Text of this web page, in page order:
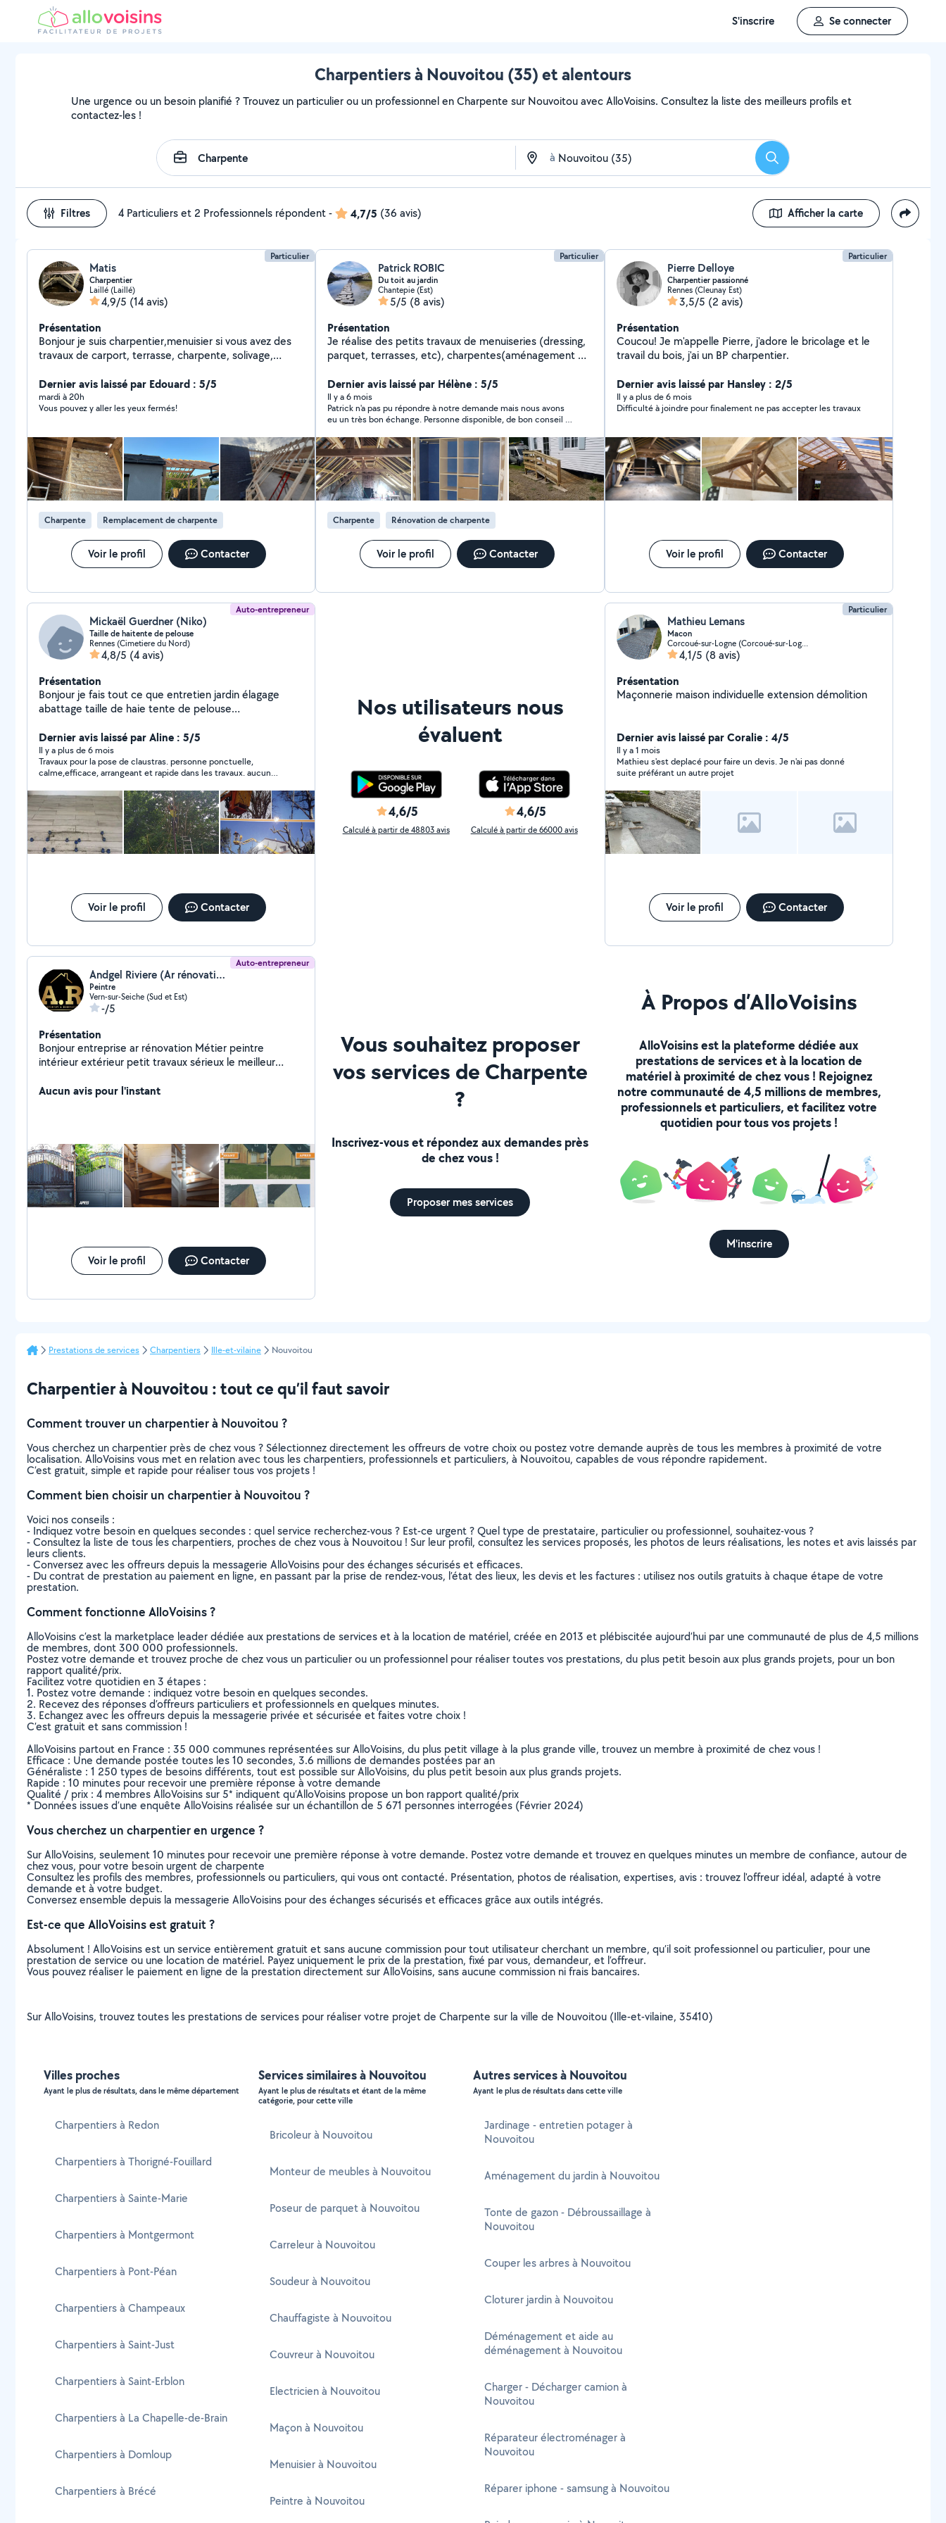
S'inscrire Se connecter
Charpentiers à Nouvoitou (35) et alentours
Une urgence ou un besoin planifié ? Trouvez un particulier ou un professionnel en Charpente sur Nouvoitou avec AlloVoisins. Consultez la liste des meilleurs profils et
contactez-les !
à Rechercher
Filtres 4 Particuliers et 2 Professionnels répondent- 4,7/5 (36 avis) Afficher la carte
Particulier
Matis
Charpentier
Laillé (Laillé)
4,9/5 (14 avis)
Présentation
Bonjour je suis charpentier,menuisier si vous avez des
travaux de carport, terrasse, charpente, solivage,
n'hésitez pas à me conctacter
Dernier avis laissé par Edouard : 5/5
mardi à 20h
Vous pouvez y aller les yeux fermés!
Charpente Remplacement de charpente
Voir le profil Contacter
Particulier
Patrick ROBIC
Du toit au jardin
Chantepie (Est)
5/5 (8 avis)
Présentation
Je réalise des petits travaux de menuiseries (dressing,
parquet, terrasses, etc), charpentes(aménagement et
bois, abri de jardin. Transport et covoiturage. Je ne
peux répondre que 4 fois/ mois, alors si vous êtes pas
trop pressé. Je vous réponds dans quelques jours !!
Dernier avis laissé par Hélène : 5/5
Il y a 6 mois
Patrick n'a pas pu répondre à notre demande mais nous avons
eu un très bon échange. Personne disponible, de bon conseil et
Charpente Rénovation de charpente
Voir le profil Contacter
Particulier
Pierre Delloye
Charpentier passionné
Rennes (Cleunay Est)
3,5/5 (2 avis)
Présentation
Coucou! Je m'appelle Pierre, j'adore le bricolage et le
travail du bois, j'ai un BP charpentier.
Dernier avis laissé par Hansley : 2/5
Il y a plus de 6 mois
Difficulté à joindre pour finalement ne pas accepter les travaux
Voir le profil Contacter
Auto-entrepreneur
Mickaël Guerdner (Niko)
Taille de haitente de pelouse
Rennes (Cimetiere du Nord)
4,8/5 (4 avis)
Présentation
Bonjour je fais tout ce que entretien jardin élagage
abattage taille de haie tente de pelouse
Dernier avis laissé par Aline : 5/5
Il y a plus de 6 mois
Travaux pour la pose de claustras. personne ponctuelle,
calme,efficace, arrangeant et rapide dans les travaux. aucun
Voir le profil Contacter
Nos utilisateurs nous
évaluent
4,6/5
Calculé à partir de 48803 avis
4,6/5
Calculé à partir de 66000 avis
Particulier
Mathieu Lemans
Macon
Corcoué-sur-Logne (Corcoué-sur-Logne)
4,1/5 (8 avis)
Présentation
Maçonnerie maison individuelle extension démolition
Dernier avis laissé par Coralie : 4/5
Il y a 1 mois
Mathieu s'est deplacé pour faire un devis. Je n'ai pas donné
suite préférant un autre projet
Voir le profil Contacter
Auto-entrepreneur
Andgel Riviere (Ar rénovation)
Peintre
Vern-sur-Seiche (Sud et Est)
-/5
Présentation
Bonjour entreprise ar rénovation Métier peintre
intérieur extérieur petit travaux sérieux le meilleur
renseignements veuillez me contacter par téléphone
Aucun avis pour l'instant
Voir le profil Contacter
Vous souhaitez proposer
vos services de Charpente
?
Inscrivez-vous et répondez aux demandes près
de chez vous !
Proposer mes services
À Propos d’AlloVoisins
AlloVoisins est la plateforme dédiée aux
prestations de services et à la location de
matériel à proximité de chez vous ! Rejoignez
notre communauté de 4,5 millions de membres,
professionnels et particuliers, et facilitez votre
quotidien pour tous vos projets !
M'inscrire
Prestations de services Charpentiers Ille-et-vilaine Nouvoitou
Charpentier à Nouvoitou : tout ce qu’il faut savoir
Comment trouver un charpentier à Nouvoitou ?
Vous cherchez un charpentier près de chez vous ? Sélectionnez directement les offreurs de votre choix ou postez votre demande auprès de tous les membres à proximité de votre
localisation. AlloVoisins vous met en relation avec tous les charpentiers, professionnels et particuliers, à Nouvoitou, capables de vous répondre rapidement.
C’est gratuit, simple et rapide pour réaliser tous vos projets !
Comment bien choisir un charpentier à Nouvoitou ?
Voici nos conseils :
- Indiquez votre besoin en quelques secondes : quel service recherchez-vous ? Est-ce urgent ? Quel type de prestataire, particulier ou professionnel, souhaitez-vous ?
- Consultez la liste de tous les charpentiers, proches de chez vous à Nouvoitou ! Sur leur profil, consultez les services proposés, les photos de leurs réalisations, les notes et avis laissés par
leurs clients.
- Conversez avec les offreurs depuis la messagerie AlloVoisins pour des échanges sécurisés et efficaces.
- Du contrat de prestation au paiement en ligne, en passant par la prise de rendez-vous, l’état des lieux, les devis et les factures : utilisez nos outils gratuits à chaque étape de votre
prestation.
Comment fonctionne AlloVoisins ?
AlloVoisins c’est la marketplace leader dédiée aux prestations de services et à la location de matériel, créée en 2013 et plébiscitée aujourd’hui par une communauté de plus de 4,5 millions
de membres, dont 300 000 professionnels.
Postez votre demande et trouvez proche de chez vous un particulier ou un professionnel pour réaliser toutes vos prestations, du plus petit besoin aux plus grands projets, pour un bon
rapport qualité/prix.
Facilitez votre quotidien en 3 étapes :
1. Postez votre demande : indiquez votre besoin en quelques secondes.
2. Recevez des réponses d’offreurs particuliers et professionnels en quelques minutes.
3. Echangez avec les offreurs depuis la messagerie privée et sécurisée et faites votre choix !
C’est gratuit et sans commission !
AlloVoisins partout en France : 35 000 communes représentées sur AlloVoisins, du plus petit village à la plus grande ville, trouvez un membre à proximité de chez vous !
Efficace : Une demande postée toutes les 10 secondes, 3.6 millions de demandes postées par an
Généraliste : 1 250 types de besoins différents, tout est possible sur AlloVoisins, du plus petit besoin aux plus grands projets.
Rapide : 10 minutes pour recevoir une première réponse à votre demande
Qualité / prix : 4 membres AlloVoisins sur 5* indiquent qu’AlloVoisins propose un bon rapport qualité/prix
* Données issues d’une enquête AlloVoisins réalisée sur un échantillon de 5 671 personnes interrogées (Février 2024)
Vous cherchez un charpentier en urgence ?
Sur AlloVoisins, seulement 10 minutes pour recevoir une première réponse à votre demande. Postez votre demande et trouvez en quelques minutes un membre de confiance, autour de
chez vous, pour votre besoin urgent de charpente
Consultez les profils des membres, professionnels ou particuliers, qui vous ont contacté. Présentation, photos de réalisation, expertises, avis : trouvez l'offreur idéal, adapté à votre
demande et à votre budget.
Conversez ensemble depuis la messagerie AlloVoisins pour des échanges sécurisés et efficaces grâce aux outils intégrés.
Est-ce que AlloVoisins est gratuit ?
Absolument ! AlloVoisins est un service entièrement gratuit et sans aucune commission pour tout utilisateur cherchant un membre, qu’il soit professionnel ou particulier, pour une
prestation de service ou une location de matériel. Payez uniquement le prix de la prestation, fixé par vous, demandeur, et l’offreur.
Vous pouvez réaliser le paiement en ligne de la prestation directement sur AlloVoisins, sans aucune commission ni frais bancaires.
Sur AlloVoisins, trouvez toutes les prestations de services pour réaliser votre projet de Charpente sur la ville de Nouvoitou (Ille-et-vilaine, 35410)
Villes proches
Ayant le plus de résultats, dans le même département
Charpentiers à Redon
Charpentiers à Thorigné-Fouillard
Charpentiers à Sainte-Marie
Charpentiers à Montgermont
Charpentiers à Pont-Péan
Charpentiers à Champeaux
Charpentiers à Saint-Just
Charpentiers à Saint-Erblon
Charpentiers à La Chapelle-de-Brain
Charpentiers à Domloup
Charpentiers à Brécé
Services similaires à Nouvoitou
Ayant le plus de résultats et étant de la même
catégorie, pour cette ville
Bricoleur à Nouvoitou
Monteur de meubles à Nouvoitou
Poseur de parquet à Nouvoitou
Carreleur à Nouvoitou
Soudeur à Nouvoitou
Chauffagiste à Nouvoitou
Couvreur à Nouvoitou
Electricien à Nouvoitou
Maçon à Nouvoitou
Menuisier à Nouvoitou
Peintre à Nouvoitou
Autres services à Nouvoitou
Ayant le plus de résultats dans cette ville
Jardinage - entretien potager à
Nouvoitou
Aménagement du jardin à Nouvoitou
Tonte de gazon - Débroussaillage à
Nouvoitou
Couper les arbres à Nouvoitou
Cloturer jardin à Nouvoitou
Déménagement et aide au
déménagement à Nouvoitou
Charger - Décharger camion à
Nouvoitou
Réparateur électroménager à
Nouvoitou
Réparer iphone - samsung à Nouvoitou